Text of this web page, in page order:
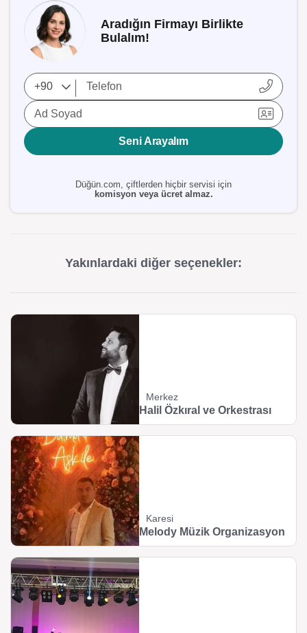
Aradığın Firmayı Birlikte
Bulalım!
Ad Soyad
Seni Arayalım
Düğün.com, çiftlerden hiçbir servisi için
komisyon veya ücret almaz.
Yakınlardaki diğer seçenekler:
Merkez
Halil Özkıral ve Orkestrası
Karesi
Melody Müzik Organizasyon